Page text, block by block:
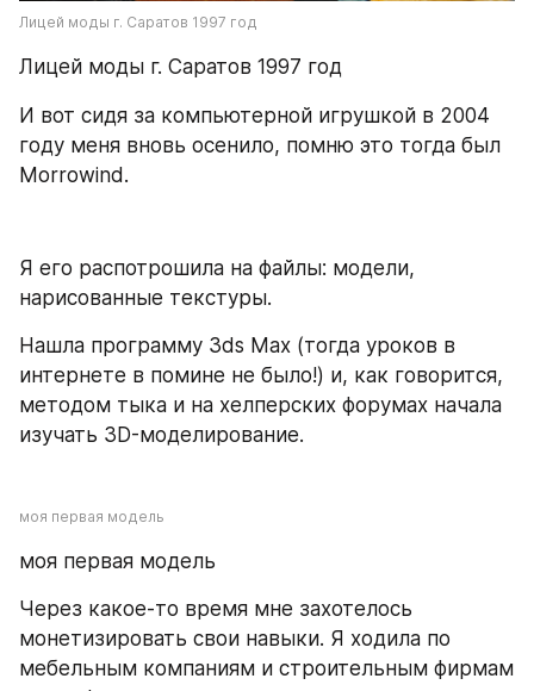
Лицей моды г. Саратов 1997 год
Лицей моды г. Саратов 1997 год
И вот сидя за компьютерной игрушкой в 2004
году меня вновь осенило, помню это тогда был
Morrowind.
Я его распотрошила на файлы: модели,
нарисованные текстуры.
Нашла программу 3ds Max (тогда уроков в
интернете в помине не было!) и, как говорится,
методом тыка и на хелперских форумах начала
изучать 3D-моделирование.
моя первая модель
моя первая модель
Через какое-то время мне захотелось
монетизировать свои навыки. Я ходила по
мебельным компаниям и строительным фирмам